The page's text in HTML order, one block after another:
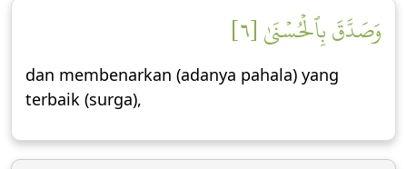
وَصَدَّقَ بِٱلۡحُسۡنَىٰ [٦]
dan membenarkan (adanya pahala) yang
terbaik (surga),